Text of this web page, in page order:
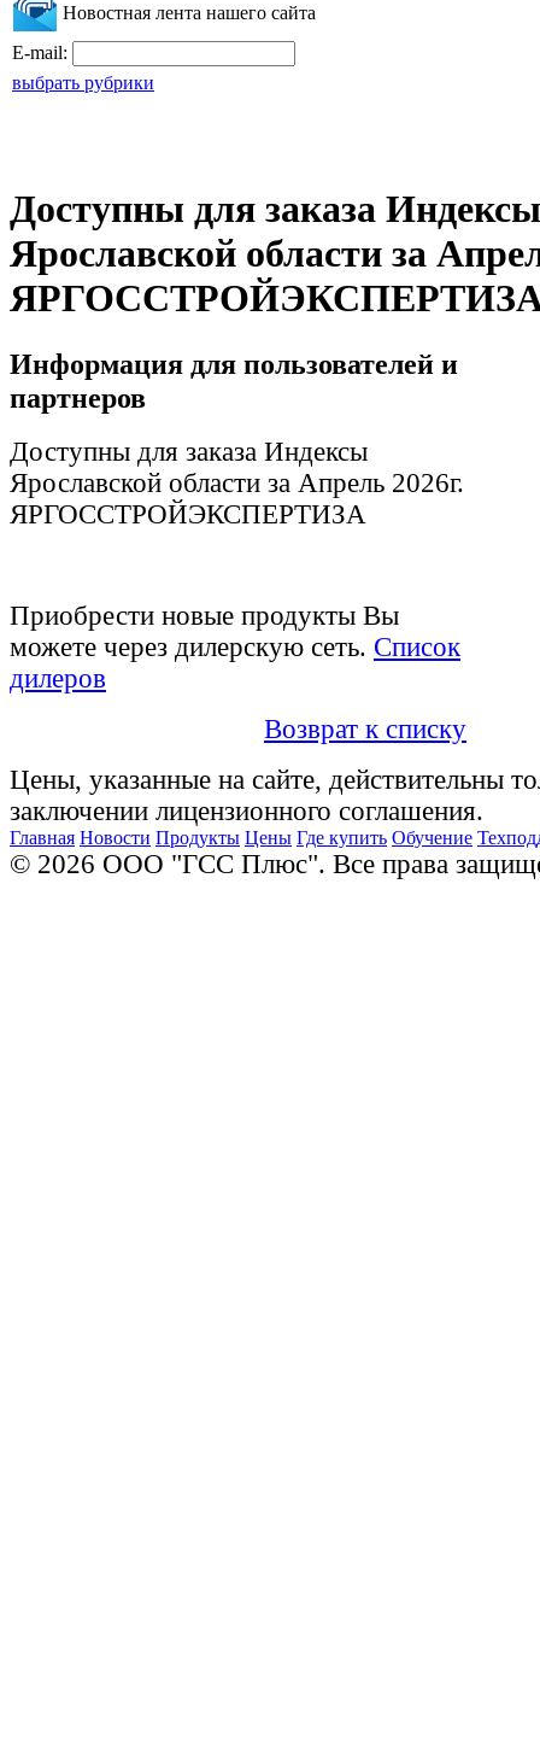
Новостная лента нашего сайта
E-mail:
выбрать рубрики
Доступны для заказа Индексы
Ярославской области за
Информация для пользователей и
партнеров
Доступны для заказа Индексы
Ярославской области за Апрель 2026г.
ЯРГОССТРОЙЭКСПЕРТИЗА
Приобрести новые продукты Вы
можете через дилерскую сеть. Список
дилеров
Возврат к списку
Цены, указанные на сайте, действительны
заключении лицензионного соглашения.
Главная Новости Продукты Цены Где купить Обучение
© 2026 ООО "ГСС Плюс". Все права